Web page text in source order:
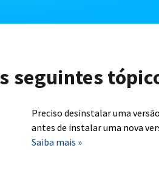
seguintes
Preciso desinstalar uma
antes de instalar uma nova
Saiba mais »